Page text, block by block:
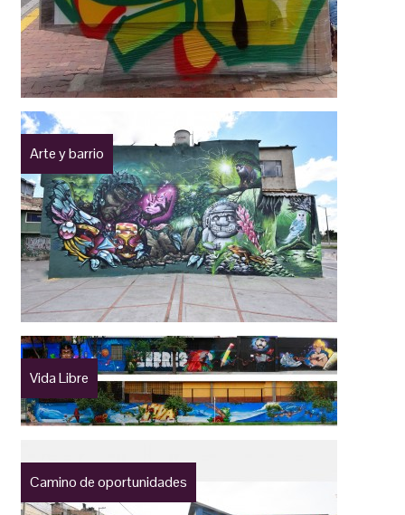
Arte y barrio
Vida Libre
Camino de oportunidades